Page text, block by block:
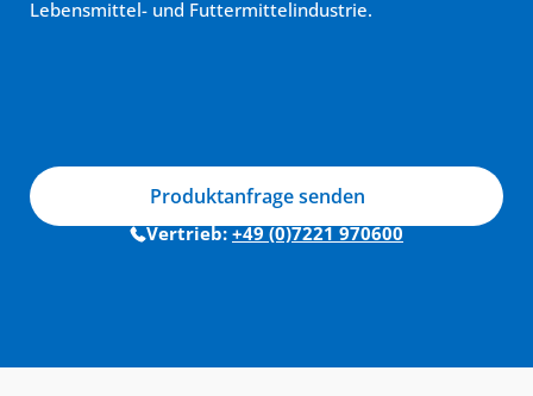
Lebensmittel- und Futtermittelindustrie.
Vertrieb: +49 (0)7221 970600
Produktanfrage senden